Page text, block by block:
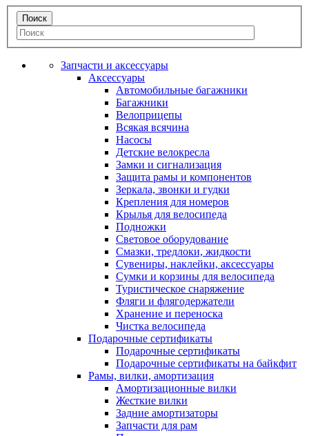
Запчасти и аксессуары
Аксессуары
Автомобильные багажники
Багажники
Велоприцепы
Всякая всячина
Насосы
Детские велокресла
Замки и сигнализация
Защита рамы и компонентов
Зеркала, звонки и гудки
Крепления для номеров
Крылья для велосипеда
Подножки
Световое оборудование
Смазки, тредлоки, жидкости
Сувениры, наклейки, аксессуары
Сумки и корзины для велосипеда
Туристическое снаряжение
Фляги и флягодержатели
Хранение и переноска
Чистка велосипеда
Подарочные сертификаты
Подарочные сертификаты
Подарочные сертификаты на байкфит
Рамы, вилки, амортизация
Амортизационные вилки
Жесткие вилки
Задние амортизаторы
Запчасти для рам